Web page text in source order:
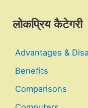
लोकप्रिय कैटेगरी
Advantages &
Benefits
Comparisons